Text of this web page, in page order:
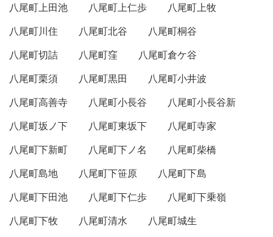
八尾町上田池
八尾町上仁歩
八尾町上牧
八尾町川住
八尾町北谷
八尾町桐谷
八尾町切詰
八尾町窪
八尾町倉ケ谷
八尾町栗須
八尾町黒田
八尾町小井波
八尾町高善寺
八尾町小長谷
八尾町小長谷新
八尾町坂ノ下
八尾町東坂下
八尾町寺家
八尾町下新町
八尾町下ノ名
八尾町柴橋
八尾町島地
八尾町下笹原
八尾町下島
八尾町下田池
八尾町下仁歩
八尾町下乗嶺
八尾町下牧
八尾町清水
八尾町城生